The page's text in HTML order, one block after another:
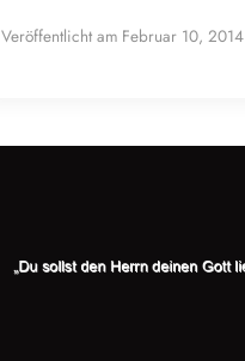
Veröffentlicht am Februar 10, 2014